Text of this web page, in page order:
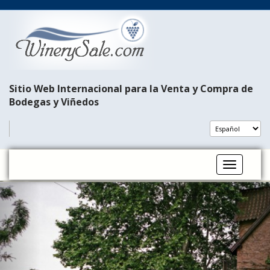
Sitio Web Internacional para la Venta y Compra de
Bodegas y Viñedos
Toggle
P
r
e
v
N
e
x
t